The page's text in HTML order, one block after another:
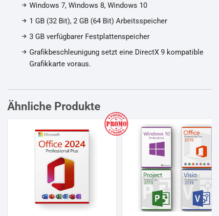
Windows 7, Windows 8, Windows 10
1 GB (32 Bit), 2 GB (64 Bit) Arbeitsspeicher
3 GB verfügbarer Festplattenspeicher
Grafikbeschleunigung setzt eine DirectX 9 kompatible
Grafikkarte voraus.
Ähnliche Produkte